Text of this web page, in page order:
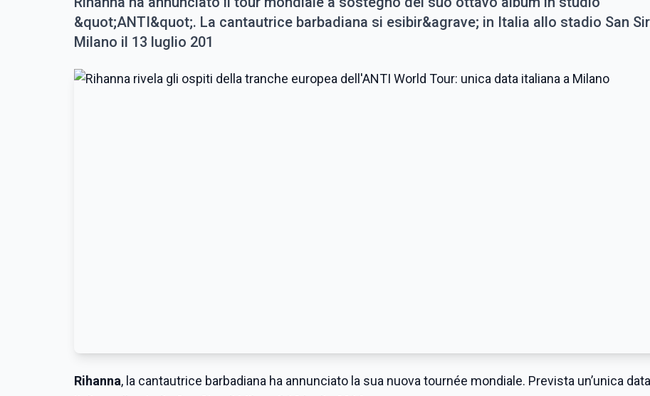
&quot;ANTI&quot;. La cantautrice barbadiana si esibir&agrave; in Italia allo stadio San
Milano il 13 luglio 201
Rihanna, la cantautrice barbadiana ha annunciato la sua nuova tournée mondiale. Prevista un’unica data